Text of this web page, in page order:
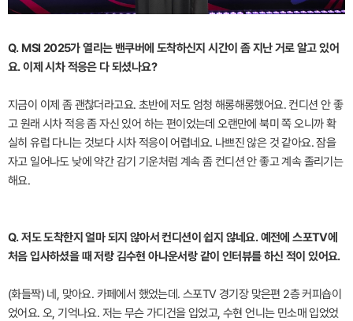
Q. MSI 2025가 열리는 밴쿠버에 도착하신지 시간이 좀 지난 거로 알고 있어
요. 이제 시차 적응은 다 되셨나요?
지금이 이제 좀 괜찮더라고요. 초반에 저도 엄청 해롱해롱했어요. 컨디션 안 좋
고 원래 시차 적응 좀 자신 있어 하는 편이었는데 오랜만에 북미 쪽 오니까 확
실히 유럽 다니는 것보다 시차 적응이 어렵네요. 나쁘진 않은 것 같아요. 잠을
자고 일어나도 낮에 약간 감기 기운처럼 계속 좀 컨디션 안 좋고 계속 졸리기는
해요.
Q. 저도 도착한지 얼마 되지 않아서 컨디션이 쉽지 않네요. 예전에 스포TV에
처음 입사하셨을 때 저랑 김수현 아나운서랑 같이 인터뷰를 하신 적이 있어요.
(화들짝) 네, 맞아요. 카페에서 했었는데. 스포TV 경기장 맞은편 2층 커피숍이
었어요. 오, 기억나요. 저는 무슨 가디건을 입었고, 수현 언니는 민소매 입었었